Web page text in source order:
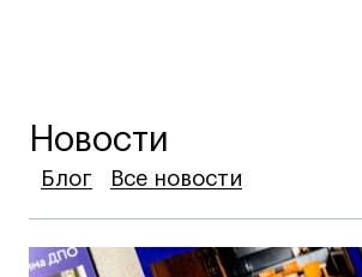
Новости
Блог
Блог
Блог Все новости
Все новости
Все новости